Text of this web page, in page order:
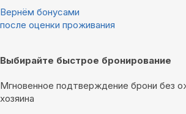
Вернём бонусами
после оценки проживания
Выбирайте быстрое бронирование
Мгновенное подтверждение брони без
хозяина